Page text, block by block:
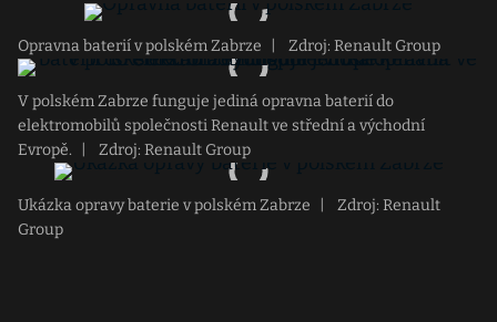
Opravna baterií v polském Zabrze Zdroj: Renault Group
V polském Zabrze funguje jediná opravna baterií do
elektromobilů společnosti Renault ve střední a východní
Evropě.
Zdroj: Renault Group
Ukázka opravy baterie v polském Zabrze
Zdroj: Renault
Group